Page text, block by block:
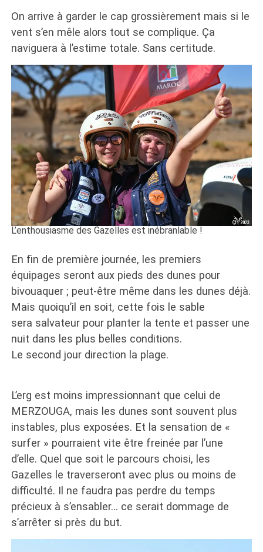
On arrive à garder le cap grossièrement mais si le
vent s’en mêle alors tout se complique. Ça
naviguera à l’estime totale. Sans certitude.
L’enthousiasme des Gazelles est inébranlable !
En fin de première journée, les premiers
équipages seront aux pieds des dunes pour
bivouaquer ; peut-être même dans les dunes déjà.
Mais quoiqu’il en soit, cette fois le sable
sera salvateur pour planter la tente et passer une
nuit dans les plus belles conditions.
Le second jour direction la plage.
L’erg est moins impressionnant que celui de
MERZOUGA, mais les dunes sont souvent plus
instables, plus exposées. Et la sensation de «
surfer » pourraient vite être freinée par l’une
d’elle. Quel que soit le parcours choisi, les
Gazelles le traverseront avec plus ou moins de
difficulté. Il ne faudra pas perdre du temps
précieux à s’ensabler… ce serait dommage de
s’arrêter si près du but.